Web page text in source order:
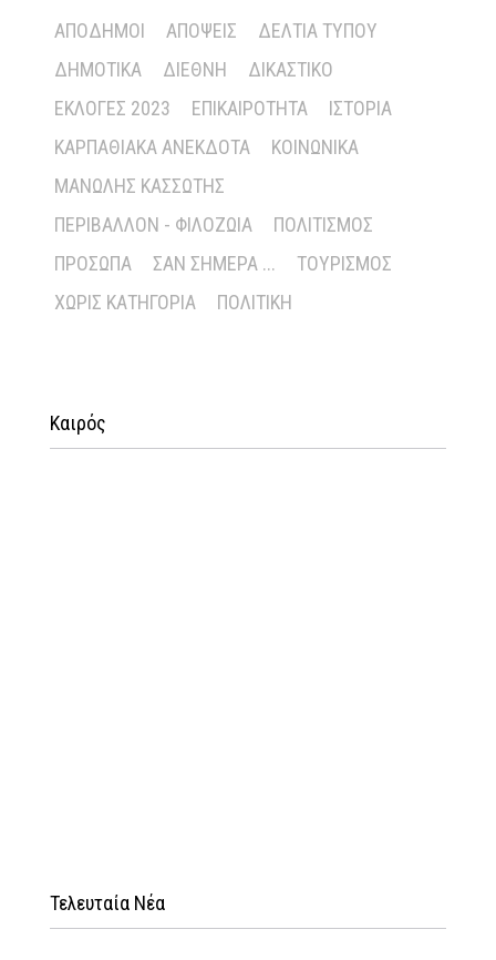
ΑΠΌΔΗΜΟΙ
ΑΠΌΨΕΙΣ
ΔΕΛΤΊΑ ΤΎΠΟΥ
ΔΗΜΟΤΙΚΆ
ΔΙΕΘΝΉ
ΔΙΚΑΣΤΙΚΌ
ΕΚΛΟΓΈΣ 2023
ΕΠΙΚΑΙΡΌΤΗΤΑ
ΙΣΤΟΡΊΑ
ΚΑΡΠΑΘΙΑΚΆ ΑΝΈΚΔΟΤΑ
ΚΟΙΝΩΝΙΚΆ
ΜΑΝΏΛΗΣ ΚΑΣΣΏΤΗΣ
ΠΕΡΙΒΆΛΛΟΝ - ΦΙΛΟΖΩΊΑ
ΠΟΛΙΤΙΣΜΌΣ
ΠΡΌΣΩΠΑ
ΣΑΝ ΣΉΜΕΡΑ ...
ΤΟΥΡΙΣΜΌΣ
ΧΩΡΊΣ ΚΑΤΗΓΟΡΊΑ
ΠΟΛΙΤΙΚΉ
Καιρός
Τελευταία Νέα